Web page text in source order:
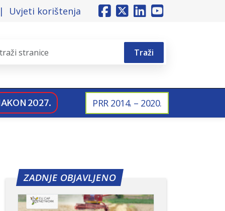
Uvjeti korištenja
Traži
2027. PRR 2014. – 2020.
ZADNJE OBJAVLJENO